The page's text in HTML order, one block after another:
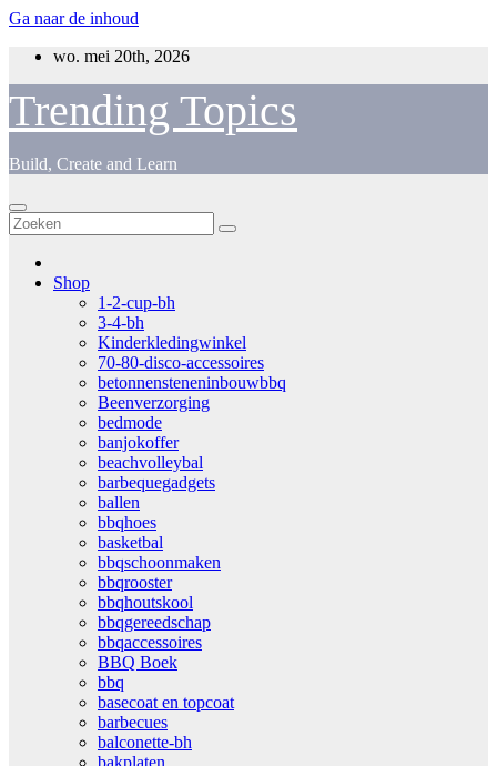
Ga naar de inhoud
wo. mei 20th, 2026
Trending Topics
Build, Create and Learn
Shop
1-2-cup-bh
3-4-bh
Kinderkledingwinkel
70-80-disco-accessoires
betonnensteneninbouwbbq
Beenverzorging
bedmode
banjokoffer
beachvolleybal
barbequegadgets
ballen
bbqhoes
basketbal
bbqschoonmaken
bbqrooster
bbqhoutskool
bbqgereedschap
bbqaccessoires
BBQ Boek
bbq
basecoat en topcoat
barbecues
balconette-bh
bakplaten